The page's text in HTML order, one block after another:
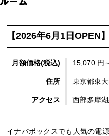
【2026年6月1日OPEN
月額価格(税込) 15,070 円
住所 東京都東
アクセス 西部多摩
イナバボックスでも人気の電